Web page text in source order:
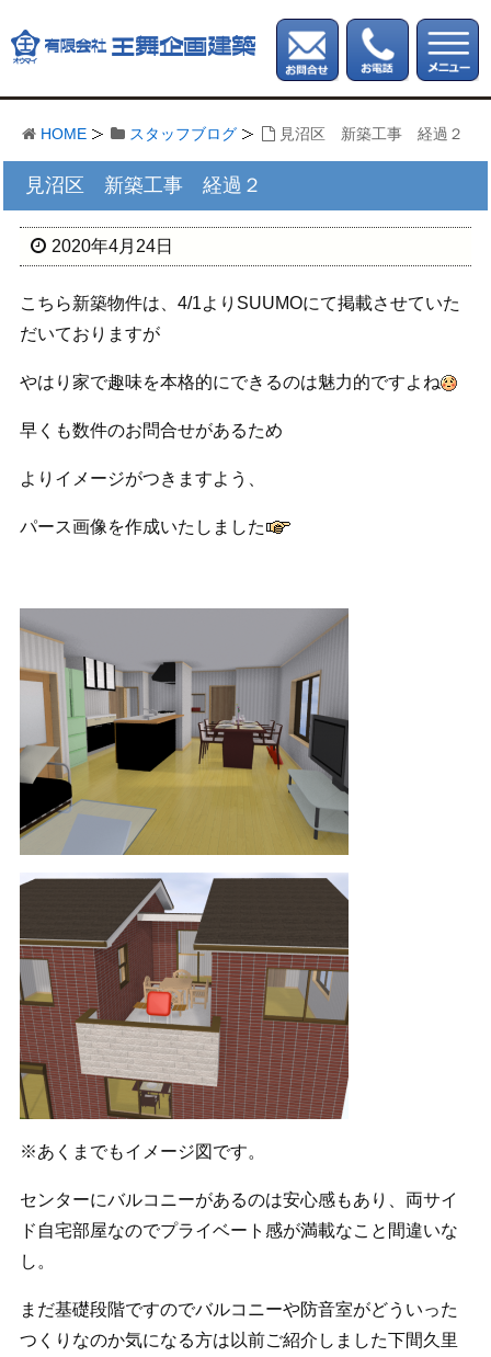
HOME スタッフブログ 見沼区 新築工事 経過２
見沼区 新築工事 経過２
2020年4月24日
こちら新築物件は、4/1よりSUUMOにて掲載させていた
だいておりますが
やはり家で趣味を本格的にできるのは魅力的ですよね
早くも数件のお問合せがあるため
よりイメージがつきますよう、
パース画像を作成いたしました
※あくまでもイメージ図です。
センターにバルコニーがあるのは安心感もあり、両サイ
ド自宅部屋なのでプライベート感が満載なこと間違いな
し。
まだ基礎段階ですのでバルコニーや防音室がどういった
つくりなのか気になる方は以前ご紹介しました下間久里